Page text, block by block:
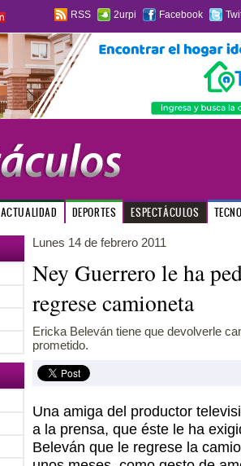
RSS 2urpi Facebook
ACTUALIDAD DEPORTES ESPECTÁCULOS
Lunes 14 de febrero 2011
Ney Guerrero le ha
regrese camioneta
Ericka Beleván tiene que devolverle
prometido.
Una amiga del productor
a la prensa, que éste le ha
Beleván que le regrese la